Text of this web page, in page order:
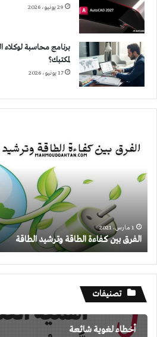
29 يونيو، 2026
برنامج محاسبة لوكلاء
لمكتبك؟
17 يونيو، 2026
كفاءة
وترشيد
1 مارس، 2021
الفرق بين كفاءة الطاقة وترشيد الطاقة
تصنيفات
أخطاء لغوية شائعة